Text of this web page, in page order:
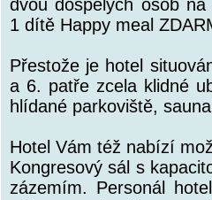
dvou dospělých osob
1 dítě Happy meal
Přestože je hotel
a 6. patře zcela klidné
hlídané parkoviště,
Hotel Vám též nabízí
Kongresový sál s
zázemím. Personál